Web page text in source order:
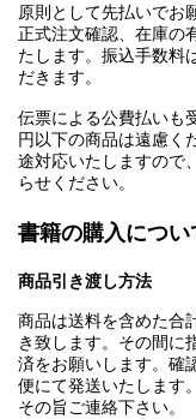
原則として先払いでお
正式注文確認、在庫の
たします。振込手数料
だきます。
伝票による公費払いも
円以下の商品は遠慮く
途対応いたしますので
らせください。
書籍の購入につい
商品引き渡し方法
商品は送料を含めた合
き致します。その間に
済をお願いします。確
便にて発送いたします
その旨ご連絡下さい。